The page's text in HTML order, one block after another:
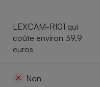
LEXCAM-RI01 qui
coûte environ 39,9
euros
Non